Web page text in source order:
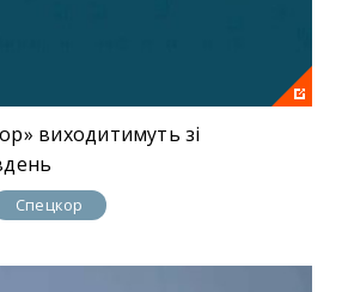
виходитимуть зі
Спецкор